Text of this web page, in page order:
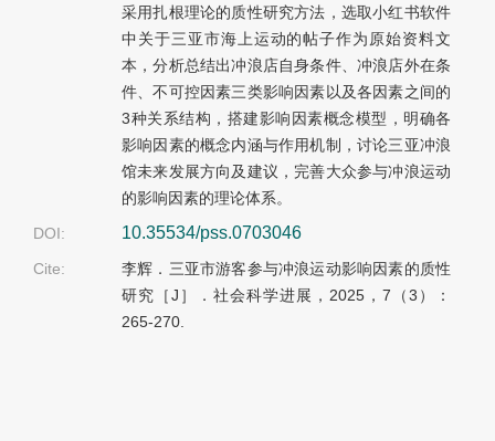
采用扎根理论的质性研究方法，选取小红书软件
中关于三亚市海上运动的帖子作为原始资料文
本，分析总结出冲浪店自身条件、冲浪店外在条
件、不可控因素三类影响因素以及各因素之间的
3种关系结构，搭建影响因素概念模型，明确各
影响因素的概念内涵与作用机制，讨论三亚冲浪
馆未来发展方向及建议，完善大众参与冲浪运动
的影响因素的理论体系。
DOI:
10.35534/pss.0703046
Cite:
李辉．三亚市游客参与冲浪运动影响因素的质性
研究［J］．社会科学进展，2025，7（3）：
265-270.